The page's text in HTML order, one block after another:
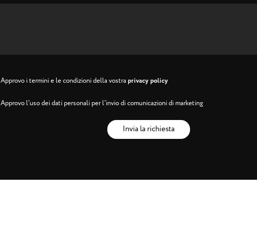
Approvo i termini e le condizioni della vostraprivacy policy
Approvo l'uso dei dati personali per l'invio di comunicazioni di marketing
Invia la richiesta